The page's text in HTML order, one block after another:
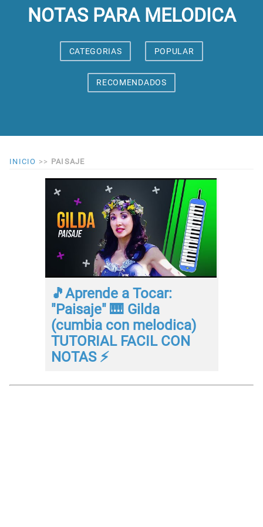
NOTAS PARA MELODICA
CATEGORIAS POPULAR
RECOMENDADOS
INICIO >> PAISAJE
🎵Aprende a Tocar:
"Paisaje" 🎹 Gilda
(cumbia con melodica)
TUTORIAL FACIL CON
NOTAS ⚡